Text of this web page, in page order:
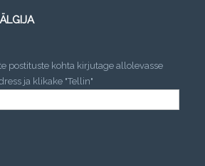
postituste kohta kirjutage allolevasse
ja klikake "Tellin"